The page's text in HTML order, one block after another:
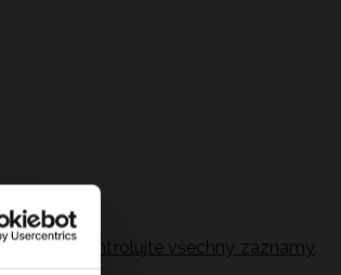
Zkontrolujte všechny záznamy